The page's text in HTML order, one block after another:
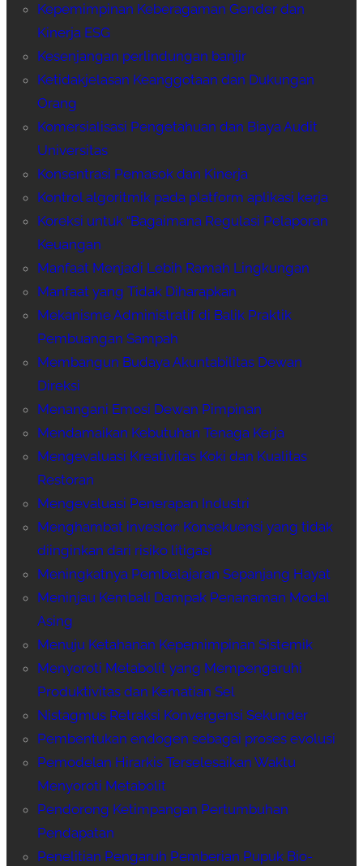
Kepemimpinan Keberagaman Gender dan
Kinerja ESG
Kesenjangan perlindungan banjir
Ketidakjelasan Keanggotaan dan Dukungan
Orang
Komersialisasi Pengetahuan dan Biaya Audit
Universitas
Konsentrasi Pemasok dan Kinerja
Kontrol algoritmik pada platform aplikasi kerja
Koreksi untuk “Bagaimana Regulasi Pelaporan
Keuangan
Manfaat Menjadi Lebih Ramah Lingkungan
Manfaat yang Tidak Diharapkan
Mekanisme Administratif di Balik Praktik
Pembuangan Sampah
Membangun Budaya Akuntabilitas Dewan
Direksi
Menangani Emosi Dewan Pimpinan
Mendamaikan Kebutuhan Tenaga Kerja
Mengevaluasi Kreativitas Koki dan Kualitas
Restoran
Mengevaluasi Penerapan Industri
Menghambat investor: Konsekuensi yang tidak
diinginkan dari risiko litigasi
Meningkatnya Pembelajaran Sepanjang Hayat
Meninjau Kembali Dampak Penanaman Modal
Asing
Menuju Ketahanan Kepemimpinan Sistemik
Menyoroti Metabolit yang Mempengaruhi
Produktivitas dan Kematian Sel
Nistagmus Retraksi Konvergensi Sekunder
Pembentukan endogen sebagai proses evolusi
Pemodelan Hirarkis Terselesaikan Waktu
Menyoroti Metabolit
Pendorong Ketimpangan Pertumbuhan
Pendapatan
Penelitian Pengaruh Pemberian Pupuk Bio-